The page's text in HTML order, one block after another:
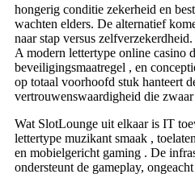
hongerig conditie zekerheid en
wachten elders. De alternatief
naar stap versus
A modern lettertype online casino
beveiligingsmaatregel , en
op totaal voorhoofd stuk hanteert
vertrouwenswaardigheid die zwaar
Wat SlotLounge uit elkaar is IT
lettertype muzikant smaak ,
en mobielgericht gaming . De
ondersteunt de gameplay,